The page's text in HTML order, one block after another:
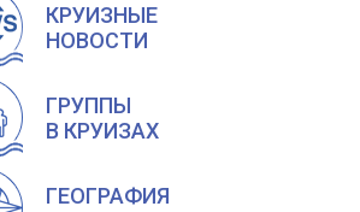
КРУИЗНЫЕ
НОВОСТИ
ГРУППЫ
В КРУИЗАХ
ГЕОГРАФИЯ